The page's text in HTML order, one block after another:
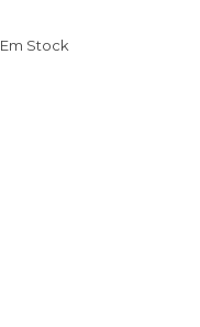
Em Stock